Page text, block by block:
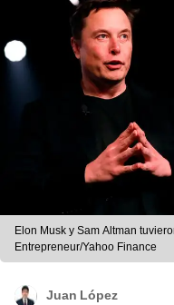
Elon Musk y Sam Altman
Entrepreneur/Yahoo Finance
Juan López